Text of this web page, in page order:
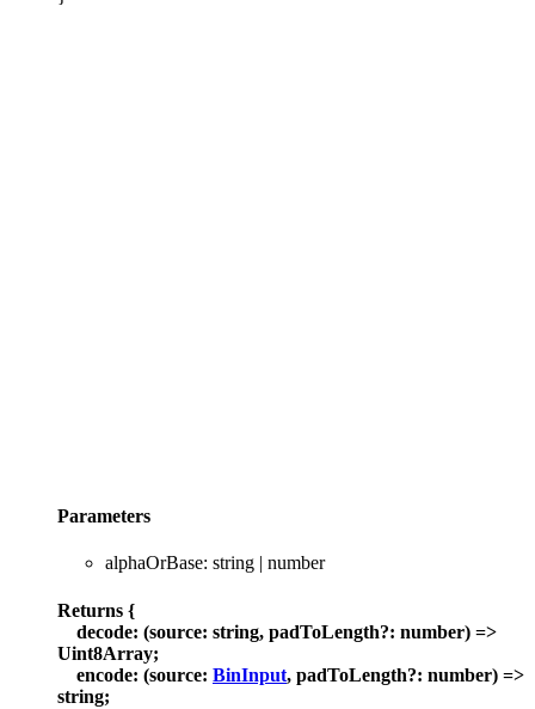
Parameters
alphaOrBase: string | number
Returns {
decode: (source: string, padToLength?: number) =>
Uint8Array;
encode: (source: BinInput, padToLength?: number) =>
string;